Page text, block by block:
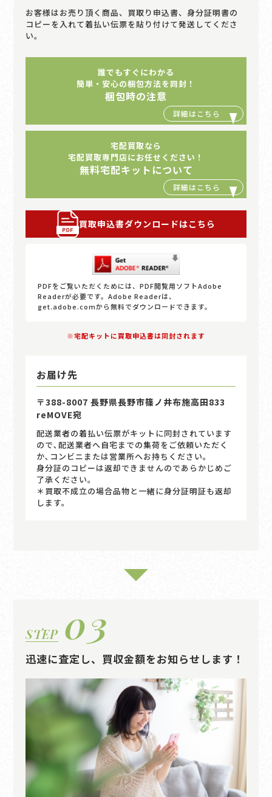
お客様はお売り頂く商品、買取り申込書、身分証明書の
コピーを入れて着払い伝票を貼り付けて発送してくださ
い。
誰でもすぐにわかる
簡単・安心の梱包方法を同封！
梱包時の注意
宅配買取なら
宅配買取専門店にお任せください！
無料宅配キットについて
買取申込書ダウンロードはこちら
PDFをご覧いただくためには、PDF閲覧用ソフトAdobe
Readerが必要です。Adobe Readerは、
get.adobe.comから無料でダウンロードできます。
※宅配キットに買取申込書は同封されます
お届け先
〒388-8007 長野県長野市篠ノ井布施高田833
reMOVE宛
配送業者の着払い伝票がキットに同封されています
ので､配送業者へ自宅までの集荷をご依頼いただく
か､コンビニまたは営業所へお持ちください｡
身分証のコピーは返却できませんのであらかじめご
了承ください。
＊買取不成立の場合品物と一緒に身分証明証も返却
します。
STEP 03
迅速に査定し、買収金額をお知らせします！